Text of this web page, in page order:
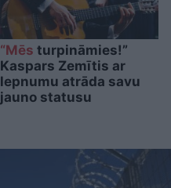
“Mēs turpināmies!”
Kaspars Zemītis ar
lepnumu atrāda savu
jauno statusu